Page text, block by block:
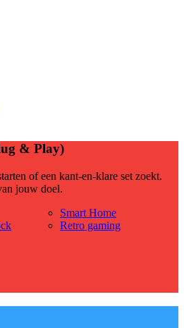
& Play)
of een kant-en-klare set zoekt.
jouw doel.
Smart Home
Retro gaming